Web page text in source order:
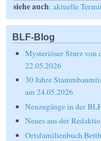
siehe auch: aktuelle
BLF-Blog
Mysteriöser Sturz von
22.05.2026
30 Jahre
am 24.05.2026
Neuzugänge in der
Neues aus der
Ortsfamilienbuch